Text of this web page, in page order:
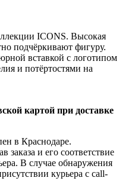
ICONS. Высокая
подчёркивают фигуру.
вставкой с логотипом
и потёртостями на
картой при доставке
в Краснодаре.
заказа и его соответствие
В случае обнаружения
курьера с call-